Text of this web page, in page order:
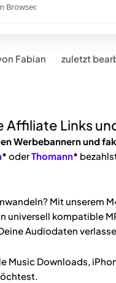
Browser.
Fabian zuletzt
Affiliate Links
Werbebannern und
* oderThomann*
Mit unserem
universell kompatible
Audiodaten
Music Downloads,